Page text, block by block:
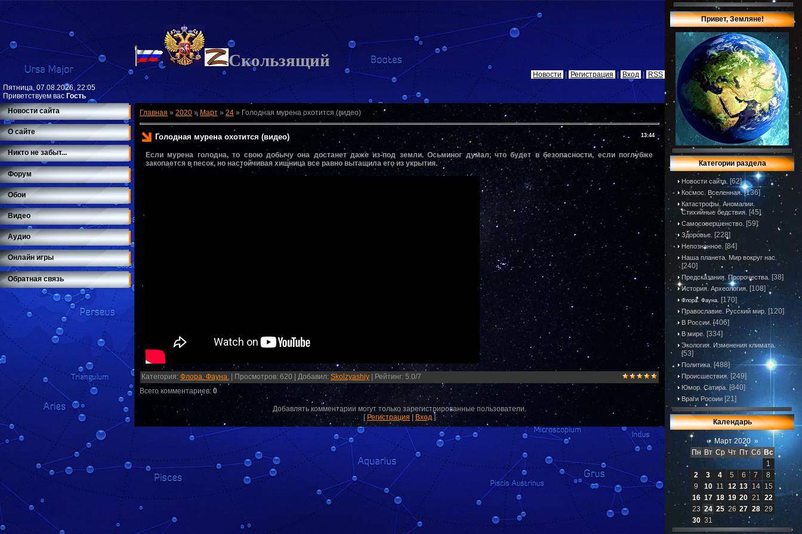
Пятница, 07.08.2026, 22:05
Приветствуем вас Гость
Скользящий
Новости Регистрация Вход | RSS
Новости сайта
О сайте
Никто не забыт...
Форум
Обои
Видео
Аудио
Онлайн игры
Обратная связь
Главная » 2020 » Март » 24 » Голодная мурена охотится (видео)
13:44
Голодная мурена охотится (видео)
Если мурена голодна, то свою добычу она достанет даже из-под земли. Осьминог думал, что будет в безопасности, если поглубже
закопается в песок, но настойчивая хищница все равно вытащила его из укрытия.
Категория: Флора. Фауна. Просмотров: 620 Добавил: Skolzyashiy Рейтинг: 5.0/7
Всего комментариев: 0
Добавлять комментарии могут только зарегистрированные пользователи.
[ Регистрация Вход]
Привет, Земляне!
Категории раздела
Новости сайта. [62]
Космос. Вселенная. [136]
Катастрофы. Аномалии.
Стихийные бедствия.
[45]
Самосовершенство. [59]
Здоровье. [228]
Непознанное. [84]
Наша планета. Мир вокруг нас.
[240]
Предсказания. Пророчества. [38]
История. Археология. [108]
Флора. Фауна. [170]
Православие. Русский мир. [120]
В России. [406]
В мире. [334]
Экология. Изменения климата.
[53]
Политика. [488]
Происшествия. [249]
Юмор. Сатира. [340]
Враги России [21]
Календарь
« Март 2020 »
Пн Вт Ср Чт Пт Сб Вс
1
2
3 4 5 6 7
8
9
10 11 12 13 14
15
16 17 18 19 20 21 22
23 24 25 26 27 28 29
30 31